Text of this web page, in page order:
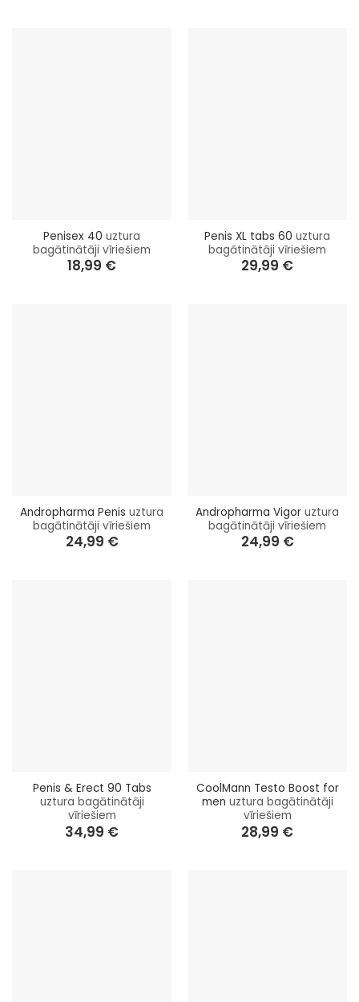
Penisex 40 uztura
bagātinātāji vīriešiem
18,99 €
Penis XL tabs 60 uztura
bagātinātāji vīriešiem
29,99 €
Andropharma Penis uztura
bagātinātāji vīriešiem
24,99 €
Andropharma Vigor uztura
bagātinātāji vīriešiem
24,99 €
Penis & Erect 90 Tabs
uztura bagātinātāji
vīriešiem
34,99 €
CoolMann Testo Boost for
men uztura bagātinātāji
vīriešiem
28,99 €